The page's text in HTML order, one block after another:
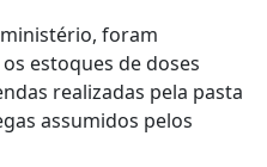
foram
estoques de doses
realizadas pela pasta
assumidos pelos